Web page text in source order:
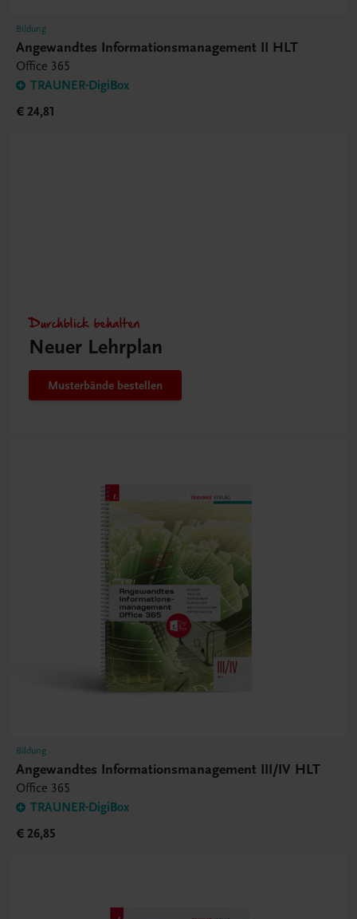
Bildung
Angewandtes Informationsmanagement II HLT
Office 365
TRAUNER-DigiBox
€ 24,81
Durchblick behalten
Neuer Lehrplan
Musterbände bestellen
Bildung
Angewandtes Informationsmanagement III/IV HLT
Office 365
TRAUNER-DigiBox
€ 26,85